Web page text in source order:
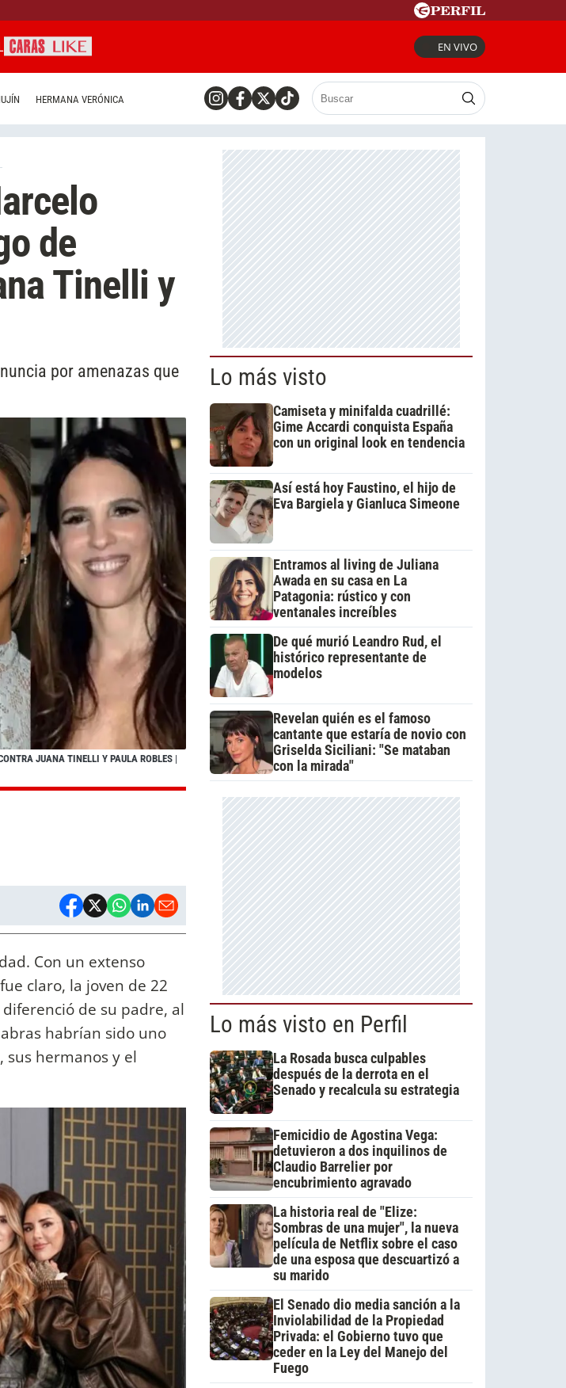
EN VIVO
HERMANA VERÓNICA
de
Tinelli y
por amenazas que
JUANA TINELLI Y PAULA ROBLES |
Con un extenso
claro, la joven de 22
de su padre, al
habrían sido uno
hermanos y el
Lo más visto
Camiseta y minifalda cuadrillé:
Gime Accardi conquista España
con un original look en tendencia
Así está hoy Faustino, el hijo de
Eva Bargiela y Gianluca Simeone
Entramos al living de Juliana
Awada en su casa en La
Patagonia: rústico y con
ventanales increíbles
De qué murió Leandro Rud, el
histórico representante de
modelos
Revelan quién es el famoso
cantante que estaría de novio con
Griselda Siciliani: "Se mataban
con la mirada"
Lo más visto en Perfil
La Rosada busca culpables
después de la derrota en el
Senado y recalcula su estrategia
Femicidio de Agostina Vega:
detuvieron a dos inquilinos de
Claudio Barrelier por
encubrimiento agravado
La historia real de "Elize:
Sombras de una mujer", la nueva
película de Netflix sobre el caso
de una esposa que descuartizó a
su marido
El Senado dio media sanción a la
Inviolabilidad de la Propiedad
Privada: el Gobierno tuvo que
ceder en la Ley del Manejo del
Fuego